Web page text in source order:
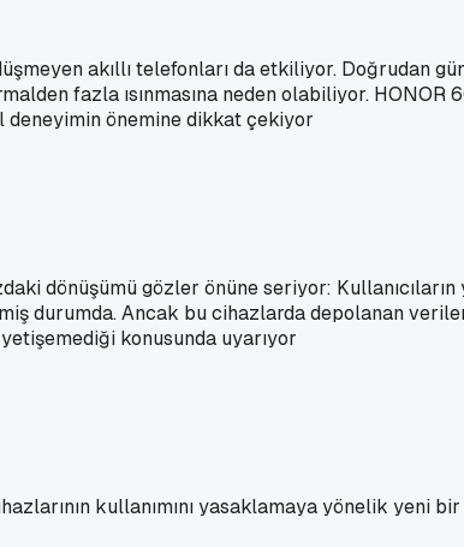
akıllı telefonları da etkiliyor. Doğrudan
fazla ısınmasına neden olabiliyor.
deneyimin önemine dikkat çekiyor
dönüşümü gözler önüne seriyor:
durumda. Ancak bu cihazlarda depolanan
konusunda uyarıyor
kullanımını yasaklamaya yönelik yeni bir